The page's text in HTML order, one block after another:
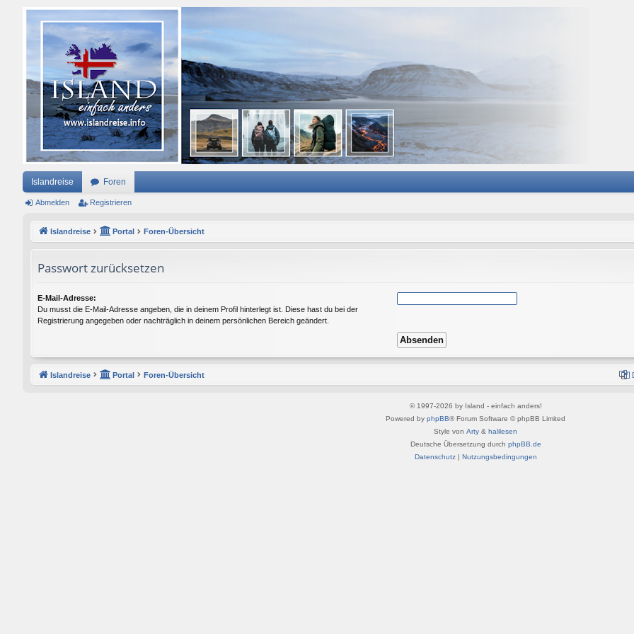
Islandreise Foren
Abmelden Registrieren
Islandreise Portal Foren-Übersicht
Passwort zurücksetzen
E-Mail-Adresse:
Du musst die E-Mail-Adresse angeben, die in deinem Profil hinterlegt ist. Diese hast du bei der
Registrierung angegeben oder nachträglich in deinem persönlichen Bereich geändert.
Islandreise Portal Foren-Übersicht
© 1997-2026 by Island - einfach anders!
Powered by phpBB® Forum Software © phpBB Limited
Style von Arty & halilesen
Deutsche Übersetzung durch phpBB.de
Datenschutz| Nutzungsbedingungen